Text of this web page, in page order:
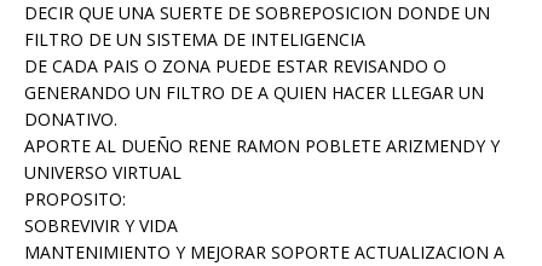
DECIR QUE UNA SUERTE DE SOBREPOSICION DONDE UN
FILTRO DE UN SISTEMA DE INTELIGENCIA
DE CADA PAIS O ZONA PUEDE ESTAR REVISANDO O
GENERANDO UN FILTRO DE A QUIEN HACER LLEGAR UN
DONATIVO.
APORTE AL DUEÑO RENE RAMON POBLETE ARIZMENDY Y
UNIVERSO VIRTUAL
PROPOSITO:
SOBREVIVIR Y VIDA
MANTENIMIENTO Y MEJORAR SOPORTE ACTUALIZACION A